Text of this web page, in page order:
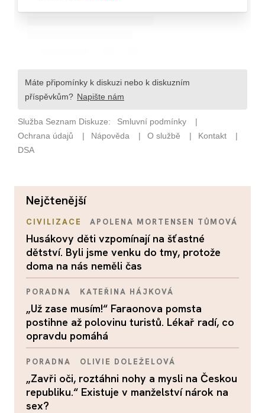
nejčtenější
CIVILIZACE APOLENA MORTENSEN TŮMOVÁ
Husákovy děti vzpomínají na šťastné
dětství. Byli jsme venku do tmy, protože
doma na nás neměli čas
PORADNA KATEŘINA HÁJKOVÁ
„Už zase musím!“ Faraonova pomsta
postihne až polovinu turistů. Lékař radí, co
opravdu pomáhá
PORADNA OLIVIE DOLEŽELOVÁ
„Zavři oči, roztáhni nohy a mysli na Českou
republiku.“ Existuje v manželství nárok na
sex?